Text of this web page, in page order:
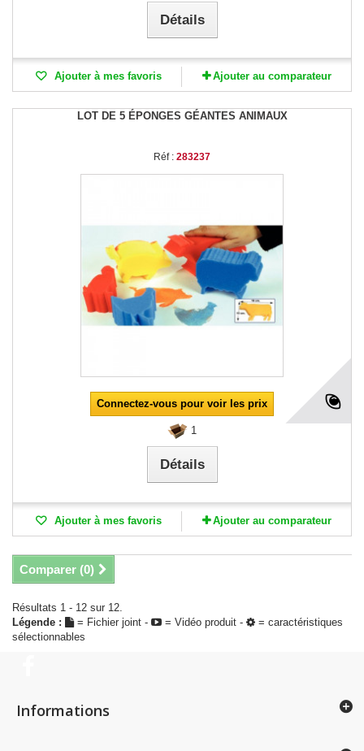
Détails
Ajouter à mes favoris Ajouter au comparateur
LOT DE 5 ÉPONGES GÉANTES ANIMAUX
Réf : 283237
Connectez-vous pour voir les prix
1
Détails
Ajouter à mes favoris Ajouter au comparateur
Comparer (0)
Résultats 1 - 12 sur 12.
Légende :
= Fichier joint - = Vidéo produit -
= caractéristiques
sélectionnables
Informations